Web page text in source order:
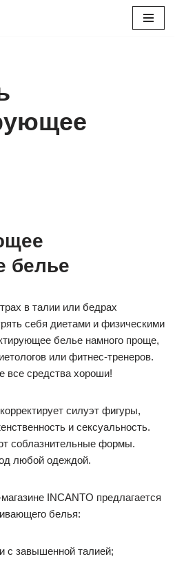
белье
в талии или бедрах
себя диетами и физическими
белье намного проще,
или фитнес-тренеров.
все средства хороши!
силуэт фигуры,
и сексуальность.
соблазнительные формы.
любой одеждой.
INCANTO предлагается
белья:
с завышенной талией;